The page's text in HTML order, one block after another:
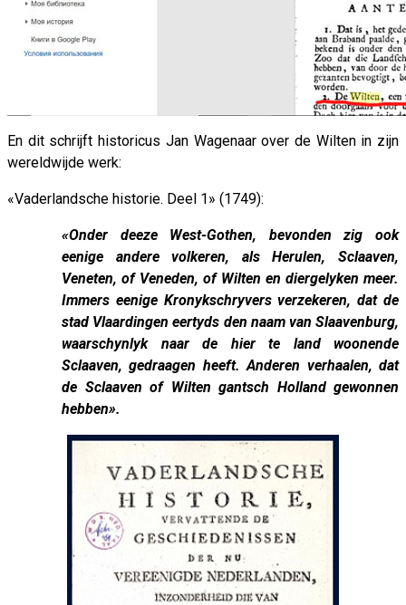
En dit schrijft historicus Jan Wagenaar over de Wilten in zijn
wereldwijde werk:
«Vaderlandsche historie. Deel 1» (1749):
«Onder deeze West-Gothen, bevonden zig ook
eenige andere volkeren, als Herulen, Sclaaven,
Veneten, of Veneden, of Wilten en diergelyken meer.
Immers eenige Kronykschryvers verzekeren, dat de
stad Vlaardingen eertyds den naam van Slaavenburg,
waarschynlyk naar de hier te land woonende
Sclaaven, gedraagen heeft. Anderen verhaalen, dat
de Sclaaven of Wilten gantsch Holland gewonnen
hebben».